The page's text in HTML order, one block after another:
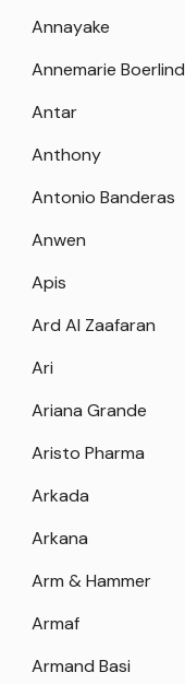
Annayake
Annemarie Boerlind
Antar
Anthony
Antonio Banderas
Anwen
Apis
Ard Al Zaafaran
Ari
Ariana Grande
Aristo Pharma
Arkada
Arkana
Arm & Hammer
Armaf
Armand Basi